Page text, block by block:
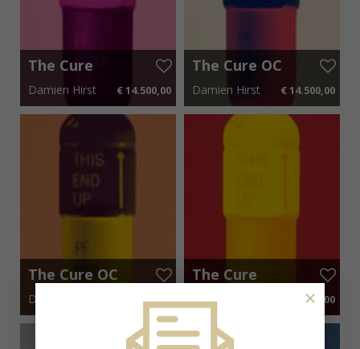
The Cure
Damien Hirst € 14.500,00
65 cm x 85 cm € 217,50 p.m.
The Cure OC
Damien Hirst € 14.500,00
65 cm x 85 cm € 217,50 p.m.
The Cure OC
10206
Damien Hirst € 14.500,00
65 cm x 85 cm € 217,50 p.m.
The Cure
OC10207
Damien Hirst € 14.500,00
€ 217,50 p.m.
×